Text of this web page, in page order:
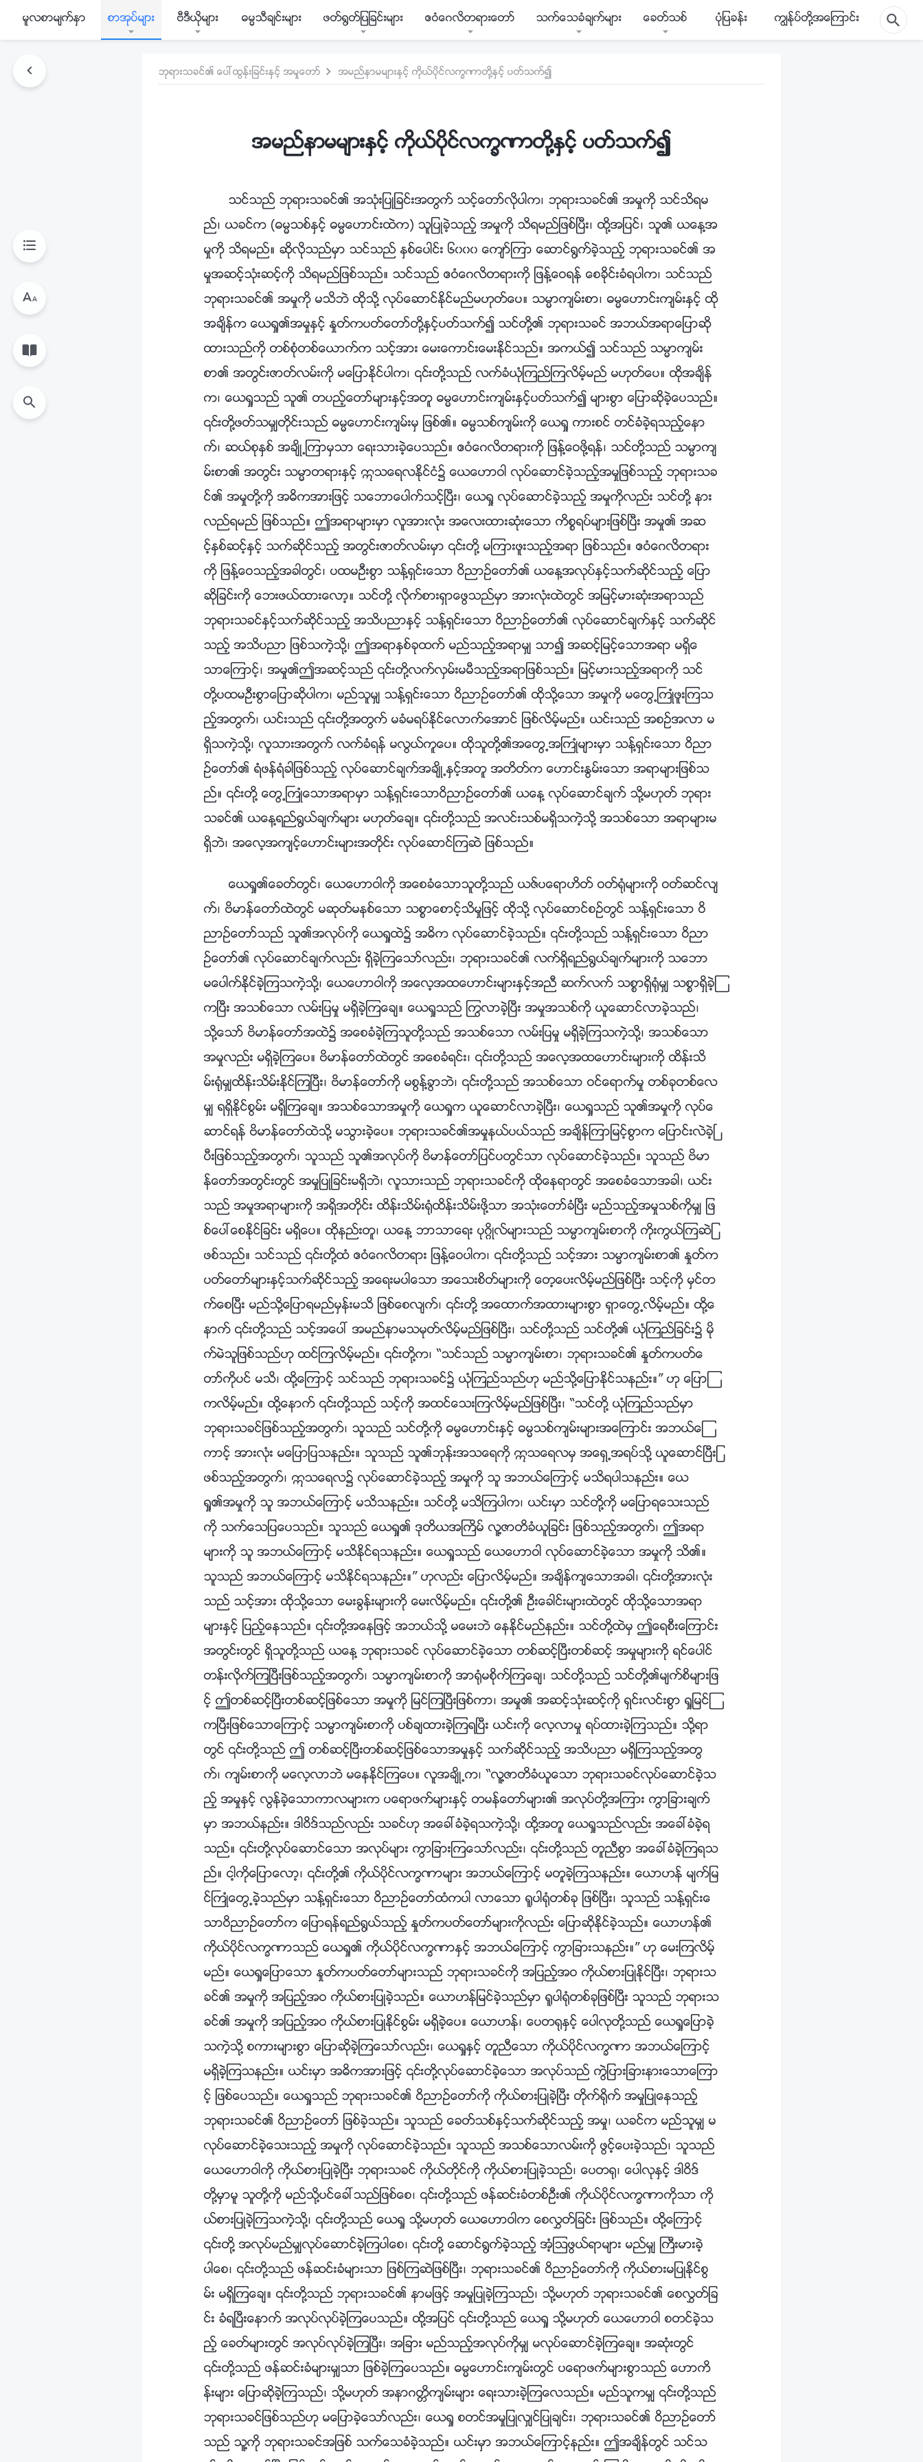
မူလစာမ်က္ႏွာ စာအုပ္မ်ား ဗီဒီယိုမ်ား ဓမၼသီခ်င္းမ်ား ဖတ္႐ြတ္ျပျခင္းမ်ား ဧဝံေဂလိတရားေတာ္ သက္ေသခံခ်က္မ်ား ေခတ္သစ္ ပုံျပခန္း ကြၽန္ုပ္တို႔အေၾကာင္း
ဘုရားသခင္၏ ေပၚထြန္းျခင္းႏွင့္ အမႈေတာ္ အမည္နာမမ်ားႏွင့္ ကိုယ္ပိုင္လကၡဏာတို႔ႏွင့္ ပတ္သက္၍
အမည္နာမမ်ားႏွင့္ ကိုယ္ပိုင္လကၡဏာတို႔ႏွင့္ ပတ္သက္၍
သင္သည္ ဘုရားသခင္၏ အသုံးျပဳျခင္းအတြက္ သင့္ေတာ္လိုပါက၊ ဘုရားသခင္၏ အမႈကို သင္သိရမ
ည္၊ ယခင္က (ဓမၼသစ္ႏွင့္ ဓမၼေဟာင္းထဲက) သူျပဳခဲ့သည့္ အမႈကို သိရမည္ျဖစ္ၿပီး၊ ထို႔အျပင္၊ သူ၏ ယေန႔အ
မႈကို သိရမည္။ ဆိုလိုသည္မွာ သင္သည္ ႏွစ္ေပါင္း ၆၀၀၀ ေက်ာ္ၾကာ ေဆာင္႐ြက္ခဲ့သည့္ ဘုရားသခင္၏ အ
မႈအဆင့္သုံးဆင့္ကို သိရမည္ျဖစ္သည္။ သင္သည္ ဧဝံေဂလိတရားကို ျဖန္႔ေဝရန္ ေစခိုင္းခံရပါက၊ သင္သည္
ဘုရားသခင္၏ အမႈကို မသိဘဲ ထိုသို႔ လုပ္ေဆာင္ႏိုင္မည္မဟုတ္ေပ။ သမၼာက်မ္းစာ၊ ဓမၼေဟာင္းက်မ္းႏွင့္ ထို
အခ်ိန္က ေယရႈ၏အမႈႏွင့္ ႏႈတ္ကပတ္ေတာ္တို႔ႏွင့္ပတ္သက္၍ သင္တို႔၏ ဘုရားသခင္ အဘယ္အရာေျပာဆို
ထားသည္ကို တစ္စုံတစ္ေယာက္က သင့္အား ေမးေကာင္းေမးႏိုင္သည္။ အကယ္၍ သင္သည္ သမၼာက်မ္း
စာ၏ အတြင္းဇာတ္လမ္းကို မေျပာႏိုင္ပါက၊ ၎တို႔သည္ လက္ခံယုံၾကည္ၾကလိမ့္မည္ မဟုတ္ေပ။ ထိုအခ်ိန္
က၊ ေယရႈသည္ သူ၏ တပည့္ေတာ္မ်ားႏွင့္အတူ ဓမၼေဟာင္းက်မ္းႏွင့္ပတ္သက္၍ မ်ားစြာ ေျပာဆိုခဲ့ေပသည္။
၎တို႔ဖတ္သမွ်တိုင္းသည္ ဓမၼေဟာင္းက်မ္းမွ ျဖစ္၏။ ဓမၼသစ္က်မ္းကို ေယရႈ ကားစင္ တင္ခံခဲ့ရသည့္ေနာ
က္၊ ဆယ္စုႏွစ္ အခ်ိဳ႕ၾကာမွသာ ေရးသားခဲ့ေပသည္။ ဧဝံေဂလိတရားကို ျဖန႔္ေဝဖို႔ရန္၊ သင္တို႔သည္ သမၼာက်
မ္းစာ၏ အတြင္း သမၼာတရားႏွင့္ ဣသေရလႏိုင္ငံ၌ ေယေဟာဝါ လုပ္ေဆာင္ခဲ့သည့္အမႈျဖစ္သည့္ ဘုရားသခ
င္၏ အမႈတို႔ကို အဓိကအားျဖင့္ သေဘာေပါက္သင့္ၿပီး၊ ေယရႈ လုပ္ေဆာင္ခဲ့သည့္ အမႈကိုလည္း သင္တို႔ နား
လည္ရမည္ ျဖစ္သည္။ ဤအရာမ်ားမွာ လူအားလုံး အေလးထားဆုံးေသာ ကိစၥရပ္မ်ားျဖစ္ၿပီး အမႈ၏ အဆ
င့္ႏွစ္ဆင့္ႏွင့္ သက္ဆိုင္သည့္ အတြင္းဇာတ္လမ္းမွာ ၎တို႔ မၾကားဖူးသည့္အရာ ျဖစ္သည္။ ဧဝံေဂလိတရား
ကို ျဖန္႔ေဝသည့္အခါတြင္၊ ပထမဦးစြာ သန္႔ရွင္းေသာ ဝိညာဥ္ေတာ္၏ ယေန႔အလုပ္ႏွင့္သက္ဆိုင္သည့္ ေျပာ
ဆိုျခင္းကို ေဘးဖယ္ထားေလာ့။ သင္တို႔ လိုက္စားရွာေဖြသည္မွာ အားလုံးထဲတြင္ အျမင့္မားဆုံးအရာသည္
ဘုရားသခင္ႏွင့္သက္ဆိုင္သည့္ အသိပညာႏွင့္ သန႔္ရွင္းေသာ ဝိညာဥ္ေတာ္၏ လုပ္ေဆာင္ခ်က္ႏွင့္ သက္ဆိုင္
သည့္ အသိပညာ ျဖစ္သကဲ့သို႔၊ ဤအရာႏွစ္ခုထက္ မည္သည့္အရာမွ် သာ၍ အဆင့္ျမင့္ေသာအရာ မရွိေ
သာေၾကာင့္၊ အမႈ၏ဤအဆင့္သည္ ၎တို႔လက္လွမ္းမမီသည့္အရာျဖစ္သည္။ ျမင့္မားသည့္အရာကို သင္
တို႔ပထမဦးစြာေျပာဆိုပါက၊ မည္သူမွ် သန႔္ရွင္းေသာ ဝိညာဥ္ေတာ္၏ ထိုသို႔ေသာ အမႈကို မေတြ႕ႀကဳံဖူးၾကသ
ည့္အတြက္၊ ယင္းသည္ ၎တို႔အတြက္ မခံမရပ္ႏိုင္ေလာက္ေအာင္ ျဖစ္လိမ့္မည္။ ယင္းသည္ အစဥ္အလာ မ
ရွိသကဲ့သို႔၊ လူသားအတြက္ လက္ခံရန္ မလြယ္ကူေပ။ ထိုသူတို႔၏အေတြ႕အႀကဳံမ်ားမွာ သန္႔ရွင္းေသာ ဝိညာ
ဥ္ေတာ္၏ ရံဖန္ရံခါျဖစ္သည့္ လုပ္ေဆာင္ခ်က္အခ်ိဳ႕ႏွင့္အတူ အတိတ္က ေဟာင္းႏြမ္းေသာ အရာမ်ားျဖစ္သ
ည္။ ၎တို႔ ေတြ႕ႀကဳံေသာအရာမွာ သန္႔ရွင္းေသာဝိညာဥ္ေတာ္၏ ယေန႔ လုပ္ေဆာင္ခ်က္ သို႔မဟုတ္ ဘုရား
သခင္၏ ယေန႔ရည္႐ြယ္ခ်က္မ်ား မဟုတ္ေခ်။ ၎တို႔သည္ အလင္းသစ္မရွိသကဲ့သို႔ အသစ္ေသာ အရာမ်ားမ
ရွိဘဲ၊ အေလ့အက်င့္ေဟာင္းမ်ားအတိုင္း လုပ္ေဆာင္ၾကဆဲ ျဖစ္သည္။
ေယရႈ၏ေခတ္တြင္၊ ေယေဟာဝါကို အေစခံေသာသူတို႔သည္ ယဇ္ပေရာဟိတ္ ဝတ္႐ုံမ်ားကို ဝတ္ဆင္လ်က္၊ ဗိမာန္ေတာ္ထဲတြင္ မဆုတ္မနစ္ေသာ သစၥာေစာင့္သိမႈျဖင့္ ထိုသို႔ လုပ္ေဆာင္စဥ္တြင္ သန္႔ရွင္းေသာ ဝိညာဥ္ေတာ္သည္ သူ၏အလုပ္ကို ေယရႈထဲ၌ အဓိက လုပ္ေဆာင္ခဲ့သည္။ ၎တို႔သည္ သန္႔ရွင္းေသာ ဝိညာဥ္ေတာ္၏ လုပ္ေဆာင္ခ်က္လည္း ရွိခဲ့ၾကေသာ္လည္း၊ ဘုရားသခင္၏ လက္ရွိရည္႐ြယ္ခ်က္မ်ားကို သေဘာမေပါက္ႏိုင္ခဲ့ၾကသကဲ့သို႔၊ ေယေဟာဝါကို အေလ့အထေဟာင္းမ်ားႏွင့္အညီ ဆက္လက္ သစၥာရွိ႐ုံမွ် သစၥာရွိခဲ့ၾကၿပီး အသစ္ေသာ လမ္းျပမႈ မရွိခဲ့ၾကေခ်။ ေယရႈသည္ ႂကြလာခဲ့ၿပီး အမႈအသစ္ကို ယူေဆာင္လာခဲ့သည္၊ သို႔ေသာ္ ဗိမာန္ေတာ္အထဲ၌ အေစခံခဲ့ၾကသူတို႔သည္ အသစ္ေသာ လမ္းျပမႈ မရွိခဲ့ၾကသကဲ့သို႔၊ အသစ္ေသာ အမႈလည္း မရွိခဲ့ၾကေပ။ ဗိမာန္ေတာ္ထဲတြင္ အေစခံရင္း၊ ၎တို႔သည္ အေလ့အထေဟာင္းမ်ားကို ထိန္းသိမ္း႐ုံမွ်ထိန္းသိမ္းႏိုင္ၾကၿပီး၊ ဗိမာန္ေတာ္ကို မစြန႔္ခြာဘဲ၊ ၎တို႔သည္ အသစ္ေသာ ဝင္ေရာက္မႈ တစ္ခုတစ္ေလမွ် ရရွိႏိုင္စြမ္း မရွိၾကေခ်။ အသစ္ေသာအမႈကို ေယရႈက ယူေဆာင္လာခဲ့ၿပီး၊ ေယရႈသည္ သူ၏အမႈကို လုပ္ေဆာင္ရန္ ဗိမာန္ေတာ္ထဲသို႔ မသြားခဲ့ေပ။ ဘုရားသခင္၏အမႈနယ္ပယ္သည္ အခ်ိန္ၾကာျမင့္စြာက ေျပာင္းလဲခဲ့ၿပီးျဖစ္သည့္အတြက္၊ သူသည္ သူ၏အလုပ္ကို ဗိမာန္ေတာ္ျပင္ပတြင္သာ လုပ္ေဆာင္ခဲ့သည္။ သူသည္ ဗိမာန္ေတာ္အတြင္းတြင္ အမႈျပဳျခင္းမရွိဘဲ၊ လူသားသည္ ဘုရားသခင္ကို ထိုေနရာတြင္ အေစခံေသာအခါ၊ ယင္းသည္ အမႈအရာမ်ားကို အရွိအတိုင္း ထိန္းသိမ္း႐ုံထိန္းသိမ္းဖို႔သာ အသုံးေတာ္ခံၿပီး မည္သည့္အမႈသစ္ကိုမွ် ျဖစ္ေပၚေစႏိုင္ျခင္း မရွိေပ။ ထိုနည္းတူ၊ ယေန႔ ဘာသာေရး ပုဂၢိဳလ္မ်ားသည္ သမၼာက်မ္းစာကို ကိုးကြယ္ၾကဆဲျဖစ္သည္။ သင္သည္ ၎တို႔ထံ ဧဝံေဂလိတရား ျဖန္႔ေဝပါက၊ ၎တို႔သည္ သင့္အား သမၼာက်မ္းစာ၏ ႏႈတ္ကပတ္ေတာ္မ်ားႏွင့္သက္ဆိုင္သည့္ အေရးမပါေသာ အေသးစိတ္မ်ားကို ေတ့ေပးလိမ့္မည္ျဖစ္ၿပီး သင့္ကို မွင္တက္ေစၿပီး မည္သို႔ေျပာရမည္မွန္းမသိ ျဖစ္ေစလ်က္၊ ၎တို႔ အေထာက္အထားမ်ားစြာ ရွာေတြ႕လိမ့္မည္။ ထို႔ေနာက္ ၎တို႔သည္ သင့္အေပၚ အမည္နာမသမုတ္လိမ့္မည္ျဖစ္ၿပီး၊ သင္တို႔သည္ သင္တို႔၏ ယုံၾကည္ျခင္း၌ မိုက္မဲသူျဖစ္သည္ဟု ထင္ၾကလိမ့္မည္။ ၎တို႔က၊ “သင္သည္ သမၼာက်မ္းစာ၊ ဘုရားသခင္၏ ႏႈတ္ကပတ္ေတာ္ကိုပင္ မသိ၊ ထို႔ေၾကာင့္ သင္သည္ ဘုရားသခင္၌ ယုံၾကည္သည္ဟု မည္သို႔ေျပာႏိုင္သနည္း။” ဟု ေျပာၾကလိမ့္မည္။ ထို႔ေနာက္ ၎တို႔သည္ သင့္ကို အထင္ေသးၾကလိမ့္မည္ျဖစ္ၿပီး၊ “သင္တို႔ ယုံၾကည္သည္မွာ ဘုရားသခင္ျဖစ္သည့္အတြက္၊ သူသည္ သင္တို႔ကို ဓမၼေဟာင္းႏွင့္ ဓမၼသစ္က်မ္းမ်ားအေၾကာင္း အဘယ္ေၾကာင့္ အားလုံး မေျပာျပသနည္း။ သူသည္ သူ၏ဘုန္းအသေရကို ဣသေရလမွ အေရွ႕အရပ္သို႔ ယူေဆာင္ၿပီးျဖစ္သည့္အတြက္၊ ဣသေရလ၌ လုပ္ေဆာင္ခဲ့သည့္ အမႈကို သူ အဘယ္ေၾကာင့္ မသိရပါသနည္း။ ေယရႈ၏အမႈကို သူ အဘယ္ေၾကာင့္ မသိသနည္း။ သင္တို႔ မသိၾကပါက၊ ယင္းမွာ သင္တို႔ကို မေျပာရေသးသည္ကို သက္ေသျပေပသည္။ သူသည္ ေယရႈ၏ ဒုတိယအႀကိမ္ လူ႔ဇာတိခံယူျခင္း ျဖစ္သည့္အတြက္၊ ဤအရာမ်ားကို သူ အဘယ္ေၾကာင့္ မသိႏိုင္ရသနည္း။ ေယရႈသည္ ေယေဟာဝါ လုပ္ေဆာင္ခဲ့ေသာ အမႈကို သိ၏။ သူသည္ အဘယ္ေၾကာင့္ မသိႏိုင္ရသနည္း။” ဟုလည္း ေျပာလိမ့္မည္။ အခ်ိန္က်ေသာအခါ၊ ၎တို႔အားလုံးသည္ သင့္အား ထိုသို႔ေသာ ေမးခြန္းမ်ားကို ေမးလိမ့္မည္။ ၎တို႔၏ ဦးေခါင္းမ်ားထဲတြင္ ထိုသို႔ေသာအရာမ်ားႏွင့္ ျပည့္ေနသည္။ ၎တို႔အေနျဖင့္ အဘယ္သို႔ မေမးဘဲ ေနႏိုင္မည္နည္း။ သင္တို႔ထဲမွ ဤေရစီးေၾကာင္းအတြင္းတြင္ ရွိသူတို႔သည္ ယေန႔ ဘုရားသခင္ လုပ္ေဆာင္ခဲ့ေသာ တစ္ဆင့္ၿပီးတစ္ဆင့္ အမႈမ်ားကို ရင္ေပါင္တန္းလိုက္ၾကၿပီးျဖစ္သည့္အတြက္၊ သမၼာက်မ္းစာကို အာ႐ုံမစိုက္ၾကေခ်၊ သင္တို႔သည္ သင္တို႔၏မ်က္စိမ်ားျဖင့္ ဤတစ္ဆင့္ၿပီးတစ္ဆင့္ျဖစ္ေသာ အမႈကို ျမင္ၾကၿပီးျဖစ္ကာ၊ အမႈ၏ အဆင့္သုံးဆင့္ကို ရွင္းလင္းစြာ ရႈျမင္ၾကၿပီးျဖစ္ေသာေၾကာင့္ သမၼာက်မ္းစာကို ပစ္ခ်ထားခဲ့ၾကရၿပီး ယင္းကို ေလ့လာမႈ ရပ္ထားခဲ့ၾကသည္။ သို႔ရာတြင္ ၎တို႔သည္ ဤ တစ္ဆင့္ၿပီးတစ္ဆင့္ျဖစ္ေသာအမႈႏွင့္ သက္ဆိုင္သည့္ အသိပညာ မရွိၾကသည့္အတြက္၊ က်မ္းစာကို မေလ့လာဘဲ မေနႏိုင္ၾကေပ။ လူအခ်ိဳ႕က၊ “လူ႔ဇာတိခံယူေသာ ဘုရားသခင္လုပ္ေဆာင္ခဲ့သည့္ အမႈႏွင့္ လြန္ခဲ့ေသာကာလမ်ားက ပေရာဖက္မ်ားႏွင့္ တမန္ေတာ္မ်ား၏ အလုပ္တို႔အၾကား ကြာျခားခ်က္မွာ အဘယ္နည္း။ ဒါဝိဒ္သည္လည္း သခင္ဟု အေခၚခံခဲ့ရသကဲ့သို႔၊ ထို႔အတူ ေယရႈသည္လည္း အေခၚခံခဲ့ရသည္။ ၎တို႔လုပ္ေဆာင္ေသာ အလုပ္မ်ား ကြာျခားၾကေသာ္လည္း၊ ၎တို႔သည္ တူညီစြာ အေခၚခံခဲ့ၾကရသည္။ ငါ့ကိုေျပာေလာ့၊ ၎တို႔၏ ကိုယ္ပိုင္လကၡဏာမ်ား အဘယ္ေၾကာင့္ မတူခဲ့ၾကသနည္း။ ေယာဟန္ မ်က္ျမင္ႀကဳံေတြ႕ခဲ့သည္မွာ သန္႔ရွင္းေသာ ဝိညာဥ္ေတာ္ထံကပါ လာေသာ ႐ူပါ႐ုံတစ္ခု ျဖစ္ၿပီး၊ သူသည္ သန္႔ရွင္းေသာဝိညာဥ္ေတာ္က ေျပာရန္ရည္႐ြယ္သည့္ ႏႈတ္ကပတ္ေတာ္မ်ားကိုလည္း ေျပာဆိုႏိုင္ခဲ့သည္။ ေယာဟန္၏ ကိုယ္ပိုင္လကၡဏာသည္ ေယရႈ၏ ကိုယ္ပိုင္လကၡဏာႏွင့္ အဘယ္ေၾကာင့္ ကြာျခားသနည္း။” ဟု ေမးၾကလိမ့္မည္။ ေယရႈေျပာေသာ ႏႈတ္ကပတ္ေတာ္မ်ားသည္ ဘုရားသခင္ကို အျပည့္အဝ ကိုယ္စားျပဳႏိုင္ၿပီး၊ ဘုရားသခင္၏ အမႈကို အျပည့္အဝ ကိုယ္စားျပဳခဲ့သည္။ ေယာဟန္ျမင္ခဲ့သည္မွာ ႐ူပါ႐ုံတစ္ခုျဖစ္ၿပီး သူသည္ ဘုရားသခင္၏ အမႈကို အျပည့္အဝ ကိုယ္စားျပဳႏိုင္စြမ္း မရွိခဲ့ေပ။ ေယာဟန္၊ ေပတ႐ုႏွင့္ ေပါလုတို႔သည္ ေယရႈေျပာခဲ့သကဲ့သို႔ စကားမ်ားစြာ ေျပာဆိုခဲ့ၾကေသာ္လည္း၊ ေယရႈႏွင့္ တူညီေသာ ကိုယ္ပိုင္လကၡဏာ အဘယ္ေၾကာင့္ မရွိခဲ့ၾကသနည္း။ ယင္းမွာ အဓိကအားျဖင့္ ၎တို႔လုပ္ေဆာင္ခဲ့ေသာ အလုပ္သည္ ကြဲျပားျခားနားေသာေၾကာင့္ ျဖစ္ေပသည္။ ေယရႈသည္ ဘုရားသခင္၏ ဝိညာဥ္ေတာ္ကို ကိုယ္စားျပဳခဲ့ၿပီး တိုက္႐ိုက္ အမႈျပဳေနသည့္ ဘုရားသခင္၏ ဝိညာဥ္ေတာ္ ျဖစ္ခဲ့သည္။ သူသည္ ေခတ္သစ္ႏွင့္သက္ဆိုင္သည့္ အမႈ၊ ယခင္က မည္သူမွ် မလုပ္ေဆာင္ခဲ့ေသးသည့္ အမႈကို လုပ္ေဆာင္ခဲ့သည္။ သူသည္ အသစ္ေသာလမ္းကို ဖြင့္ေပးခဲ့သည္၊ သူသည္ ေယေဟာဝါကို ကိုယ္စားျပဳခဲ့ၿပီး ဘုရားသခင္ ကိုယ္တိုင္ကို ကိုယ္စားျပဳခဲ့သည္၊ ေပတ႐ု၊ ေပါလုႏွင့္ ဒါဝိဒ္တို႔မွာမူ သူတို႔ကို မည္သို႔ပင္ေခၚသည္ျဖစ္ေစ၊ ၎တို႔သည္ ဖန္ဆင္းခံတစ္ဦး၏ ကိုယ္ပိုင္လကၡဏာကိုသာ ကိုယ္စားျပဳခဲ့ၾကသကဲ့သို႔၊ ၎တို႔သည္ ေယရႈ သို႔မဟုတ္ ေယေဟာဝါက ေစလႊတ္ျခင္း ျဖစ္သည္။ ထို႔ေၾကာင့္ ၎တို႔ အလုပ္မည္မွ်လုပ္ေဆာင္ခဲ့ၾကပါေစ၊ ၎တို႔ ေဆာင္႐ြက္ခဲ့သည့္ အံ့ၾသဖြယ္ရာမ်ား မည္မွ် ႀကီးမားခဲ့ပါေစ၊ ၎တို႔သည္ ဖန္ဆင္းခံမ်ားသာ ျဖစ္ၾကဆဲျဖစ္ၿပီး၊ ဘုရားသခင္၏ ဝိညာဥ္ေတာ္ကို ကိုယ္စားမျပဳႏိုင္စြမ္း မရွိၾကေခ်။ ၎တို႔သည္ ဘုရားသခင္၏ နာမျဖင့္ အမႈျပဳခဲ့ၾကသည္၊ သို႔မဟုတ္ ဘုရားသခင္၏ ေစလႊတ္ျခင္း ခံရၿပီးေနာက္ အလုပ္လုပ္ခဲ့ၾကေပသည္။ ထို႔အျပင္ ၎တို႔သည္ ေယရႈ သို႔မဟုတ္ ေယေဟာဝါ စတင္ခဲ့သည့္ ေခတ္မ်ားတြင္ အလုပ္လုပ္ခဲ့ၾကၿပီး၊ အျခား မည္သည့္အလုပ္ကိုမွ် မလုပ္ေဆာင္ခဲ့ၾကေခ်။ အဆုံးတြင္ ၎တို႔သည္ ဖန္ဆင္းခံမ်ားမွ်သာ ျဖစ္ခဲ့ၾကေပသည္။ ဓမၼေဟာင္းက်မ္းတြင္ ပေရာဖက္မ်ားစြာသည္ ေဟာကိန္းမ်ား ေျပာဆိုခဲ့ၾကသည္၊ သို႔မဟုတ္ အနာဂတၱိက်မ္းမ်ား ေရးသားခဲ့ၾကေလသည္။ မည္သူကမွ် ၎တို႔သည္ ဘုရားသခင္ျဖစ္သည္ဟု မေျပာခဲ့ေသာ္လည္း၊ ေယရႈ စတင္အမႈျပဳလွ်င္ျပဳခ်င္း၊ ဘုရားသခင္၏ ဝိညာဥ္ေတာ္သည္ သူ႔ကို ဘုရားသခင္အျဖစ္ သက္ေသခံခဲ့သည္။ ယင္းမွာ အဘယ္ေၾကာင့္နည္း။ ဤအခ်ိန္တြင္ သင္သည္ သိထားႏွင့္ၿပီး ျဖစ္သင့္သည္။ ယခင္က၊ တမန္ေတာ္မ်ားႏွင့္ ပေရာဖက္မ်ားသည္ ၾသဝါဒစာအမ်ိဳးမ်ိဳးကို ေရးသားခဲ့ၾကၿပီး၊ ပေရာဖက္ျပဳခ်က္မ်ားစြာ ျပဳလုပ္ခဲ့ၾကသည္။ ေနာက္ပိုင္းတြင္ လူတို႔သည္ ယင္းတို႔ထဲမွအခ်ိဳ႕ကို သမၼာက်မ္းစာထဲတြင္ ထည့္ဖို႔ ေ႐ြးခ်ယ္ခဲ့ၾကၿပီး၊ အခ်ိဳ႕မွာ ေပ်ာက္ဆုံးသြားခဲ့သည္။ ၎တို႔ေျပာသမွ် အရာရာတိုင္းသည္ သန္႔ရွင္းေသာ ဝိညာဥ္ေတာ္မွ လာသည္ဟု ေျပာၾကသည့္ လူမ်ားရွိသည့္အတြက္၊ အဘယ္ေၾကာင့္ ထိုအရာထဲမွ အခ်ိဳ႕သည္ ေကာင္းသည္ဟု မွတ္ယူခံရၿပီး၊ အခ်ိဳ႕သည္ မေကာင္းဟု မွတ္ယူခံရသနည္း။ ၿပီးလွ်င္ အဘယ္ေၾကာင့္ အခ်ိဳ႕မွာ ေ႐ြးခ်ယ္ခံရၿပီး အျခားအရာမ်ားက အေ႐ြးခ်ယ္မခံရသနည္း။ ထိုအရာတို႔သည္ သန္႔ရွင္းေသာဝိညာဥ္ေတာ္က အမွန္တကယ္ ေျပာဆိုထားေသာ ႏႈတ္ကပတ္ေတာ္မ်ားျဖစ္ပါက၊ လူတို႔အေနျဖင့္ ယင္းတို႔ကို ေ႐ြးခ်ယ္ရန္ လိုအပ္မည္ေလာ။ အဘယ္ေၾကာင့္ ခရစ္ဝင္က်မ္းေလးက်မ္း အသီးသီးတြင္ ေယရႈ၏ေျပာခဲ့သည့္ ႏႈတ္ကပတ္ေတာ္မ်ားႏွင့္ လုပ္ေဆာင္ခဲ့သည့္ အမႈႏွင့္ သက္ဆိုင္သည့္ ျဖစ္စဥ္မ်ား ကြဲျပားရသနည္း။ ဤသည္မွာ ထိုအရာမ်ားကို မွတ္တမ္းတင္ခဲ့သူတို႔၏ အမွားျဖစ္သည္ မဟုတ္ေလာ။ လူအခ်ိဳ႕က၊ “ေပါလုႏွင့္ ဓမၼသစ္က်မ္း၏ အျခား စာေရးသူမ်ား ေရးသားခဲ့သည့္ ၾသဝါဒစာမ်ားႏွင့္ ၎တို႔လုပ္ေဆာင္ခဲ့ေသာ အလုပ္သည္ လူသား၏အလိုဆႏၵမွ တစ္စိတ္တစ္ပိုင္း ထြက္ေပၚလာခဲ့ၿပီး၊ လူသား၏အယူအဆမ်ားႏွင့္ ေရာယွက္ခဲ့သည့္အတြက္၊ ယေန႔တြင္ ကိုယ္ေတာ္ (ဘုရားသခင္) ေျပာဆိုေသာ ႏႈတ္ကပတ္ေတာ္မ်ားတြင္ လူသား၏ မစင္ၾကယ္မႈမ်ား မတည္ရွိပါသေလာ။ ၎တို႔သည္ လူသား၏ အယူအဆမ်ား တစ္ခုမွ် အမွန္တကယ္ မပါရွိပါသေလာ” ဟု ေမးၾကလိမ့္မည္။ ဘုရားသခင္ လုပ္ေဆာင္ခဲ့သည့္ အမႈ၏ဤအဆင့္သည္ ေပါလုႏွင့္ မ်ားစြာေသာ တမန္ေတာ္မ်ားႏွင့္ ပေရာဖက္မ်ား လုပ္ေဆာင္ခဲ့ေသာ အလုပ္ႏွင့္ လုံးဝျခားနားေပသည္။ ကိုယ္ပိုင္လကၡဏာတြင္သာ ကြဲျပားျခားနား႐ုံသာမက၊ အဓိကအားျဖင့္ ေဆာင္႐ြက္ခဲ့ၾကသည့္ အလုပ္တြင္လည္း ျခားနားမႈရွိေလသည္။ သခင္၏ေရွ႕ေမွာက္တြင္ ေပါလုသည္ ထိုးလွဲခံရၿပီးေနာက္၊ သူသည္ အလုပ္လုပ္ဖို႔ သန္႔ရွင္းေသာ ဝိညာဥ္ေတာ္၏ ဦးေဆာင္လမ္းျပျခင္းကို ခံခဲ့ရကာ ေစလႊတ္ခံရသူတစ္ဦး ျဖစ္လာခဲ့သည္။ ထို႔ေၾကာင့္ သူသည္ အသင္းေတာ္မ်ားထံသို႔ ၾသဝါဒစာမ်ား ေရးသားခဲ့ၿပီး ဤၾသဝါဒစာမ်ား အားလုံးသည္ ေယရႈ၏သြန္သင္မႈမ်ားအတိုင္း လိုက္ခဲ့သည္။ ေပါလုသည္ သခင္ေယရႈ၏ နာမျဖင့္ အလုပ္လုပ္ဖို႔ ေစလႊတ္ခံခဲ့ရေသာ္လည္း၊ ဘုရားသခင္ကိုယ္တိုင္ ႂကြလာခဲ့ခ်ိန္တြင္၊ သူသည္ မည္သည့္အမည္နာမျဖင့္မွ် အလုပ္မလုပ္ခဲ့သကဲ့သို႔ သူ၏ အမႈတြင္ ဘုရားသခင္၏ ဝိညာဥ္ေတာ္ကိုသာ ကိုယ္စားျပဳခဲ့သည္။ ဘုရားသခင္သည္ သူ၏အမႈကို တိုက္႐ိုက္လုပ္ေဆာင္ရန္ လာခဲ့သည္။ သူသည္ လူသားအားျဖင့္ စုံလင္ေစျခင္း မခံခဲ့ရသကဲ့သို႔၊ သူ၏အမႈသည္ မည္သူတစ္ဦးတစ္ေယာက္မွ်၏ သြန္သင္မႈမ်ားအရ ေဆာင္႐ြက္ခဲ့သည္ မဟုတ္ေပ။ အမႈ၏ ဤအဆင့္တြင္ ဘုရားသခင္သည္ သူ၏ ပုဂၢိဳလ္ေရး အေတြ႕အႀကဳံမ်ားႏွင့္သက္ဆိုင္၍ ေျပာဆိုျခင္းျဖင့္ ဦးေဆာင္သည္မဟုတ္ဘဲ၊ ယင္းအစား သူရွိသည့္အရာႏွင့္အညီ သူ၏အမႈကို တိုက္႐ိုက္ ေဆာင္႐ြက္ခဲ့သည္။ ဥပမာအားျဖင့္၊ အေစခံသူမ်ား၏ စမ္းသပ္မႈ၊ ျပစ္တင္ဆုံးမျခင္း အခ်ိန္အခါ၊ ေသျခင္းတရား၏ စမ္းသပ္မႈ၊ ဘုရားသခင္ကို ခ်စ္ျခင္း အခ်ိန္အခါ။...ဤအရာအားလုံးသည္ ယခင္က လုံးဝ မလုပ္ေဆာင္ဖူးေသာ အလုပ္ျဖစ္ၿပီး၊ လူသား၏ အေတြ႕အႀကဳံမ်ားထက္ မ်က္ေမွာက္ေခတ္၏ အလုပ္ ျဖစ္သည္။ ငါေျပာဆိုၿပီးေသာ ႏႈတ္ကပတ္ေတာ္မ်ားတြင္ မည္သည့္အရာမ်ားသည္ လူသား၏အေတြ႕အႀကဳံမ်ား ျဖစ္သနည္း။ ယင္းတို႔အားလုံးသည္ ဝိညာဥ္ေတာ္မွ တိုက္႐ိုက္လာသည္ မဟုတ္ေလာ၊ ၿပီးလွ်င္ ယင္းတို႔ကို ဝိညာဥ္ေတာ္က ထုတ္ျပန္သည္ မဟုတ္ေလာ။ သမၼာတရားကို သင္တို႔ မရိပ္စားမိႏိုင္သည္မွာ သင္၏အရည္အခ်င္း ညံ့ဖ်င္းလြန္းေသာေၾကာင့္သာ ျဖစ္သည္။ ငါေျပာေသာ အသက္၏ လက္ေတြ႕က်သည့္ လမ္းခရီးသည္ လမ္းေၾကာင္းကို လမ္းၫႊန္ေပးဖို႔ျဖစ္ၿပီး၊ ယခင္က မည္သူ တစ္ဦးတစ္ေယာက္ကမွ် လုံးဝ မေျပာဆိုခဲ့ဖူးသကဲ့သို႔၊ ဤလမ္းေၾကာင္းကို မည္သူကမွ် ေတြ႕ႀကဳံဖူးျခင္းလည္း မရွိေပ၊ သို႔မဟုတ္ ဤလက္ေတြ႕အရွိတရားကို သိရွိဖူးျခင္းမရွိခဲ့ေပ။ ဤႏႈတ္ကပတ္ေတာ္မ်ားကို ငါမႁမြက္ဆိုမီ၊ ၎တို႔ကို မည္သူကမွ် မေျပာခဲ့ဖူးေပ။ ထိုသို႔ေသာ အေတြ႕အႀကဳံမ်ားကို မည္သူကမွ် မေျပာဆိုခဲ့ဖူးသကဲ့သို႔၊ ထိုသို႔ေသာ အေသးစိတ္မ်ားကိုလည္း မည္သည့္အခါကမွ် မေျပာခဲ့ဖူးေပ၊ ထို႔အျပင္ မည္သူကမွ် ဤအရာမ်ားကို ထုတ္ေဖာ္ျပရန္ ထိုသို႔ေသာအေျခအေနမ်ားကို မည္သည့္အခါကမွ် မေထာက္ျပခဲ့ဖူးေခ်။ ယေန႔ ငါဦးေဆာင္ေသာ လမ္းကို မည္သူမွ် မဦးေဆာင္ခဲ့ဖူးသကဲ့သို႔၊ လူသားက ဦးေဆာင္ခဲ့ပါကလည္း၊ ယင္းသည္ အသစ္ေသာလမ္းျဖစ္မည္ မဟုတ္ေပ။ ဥပမာအားျဖင့္၊ ေပတ႐ုႏွင့္ ေပါလုတို႔ကို ၾကည့္ေလာ့။ ေယရႈက လမ္းေၾကာင္းကို ဦးမေဆာင္မီတြင္ ၎တို႔သည္ မိမိတို႔ကိုယ္တိုင္၏ ပုဂၢိဳလ္ေရး အေတြ႕အႀကဳံမ်ား မရွိခဲ့ၾကေပ။ ေယရႈေျပာဆိုခဲ့သည့္ ႏႈတ္ကပတ္ေတာ္မ်ားႏွင့္ ေယရႈ ဦးေဆာင္ခဲ့သည့္ လမ္းေၾကာင္းကို ၎တို႔ ေတြ႕ႀကဳံခဲ့ၾကသည္မွာ ေယရႈက လမ္းေၾကာင္းကို ဦးေဆာင္ၿပီးမွသာလွ်င္ ျဖစ္ခဲ့ေပသည္။ ဤအရာမွ၊ ၎တို႔သည္ အေတြ႕အႀကဳံမ်ားစြာ ရရွိခဲ့ၾကၿပီး၊ ၾသဝါဒစာမ်ား ေရးသားခဲ့ၾကသည္။ ထို႔ေၾကာင့္၊ လူသား၏ အေတြ႕အႀကဳံမ်ားသည္ ဘုရားသခင္၏အမႈႏွင့္ မတူသကဲ့သို႔၊ ဘုရားသခင္၏အမႈသည္ လူသား၏အယူအဆမ်ားႏွင့္ အေတြ႕အႀကဳံမ်ားက ေဖာ္ျပသည့္ အသိပညာႏွင့္ မတူေပ။ ယေန႔တြင္ ငါသည္ အသစ္ေသာလမ္းေၾကာင္းကို ဦးေဆာင္ေနၿပီး အမႈသစ္ကို လုပ္ေဆာင္ေနသည္ဟု အဖန္ဖန္ ငါေျပာၿပီးျဖစ္ကာ၊ ငါ၏အမႈႏွင့္ ငါ၏ မိန႔္ႁမြက္ခ်က္မ်ားသည္ ေယာဟန္ႏွင့္၊ အျခားပေရာဖက္မ်ား၏ အမႈအရာမ်ားႏွင့္ ျခားနားေပသ